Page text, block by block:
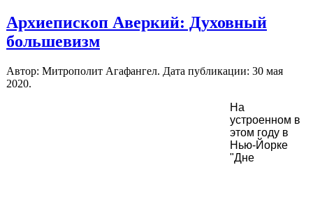
Архиепископ Аверкий: Духовный
большевизм
Автор: Митрополит Агафангел. Дата публикации: 30 мая
2020.
На
устроенном в
этом году в
Нью-Йорке
"Дне